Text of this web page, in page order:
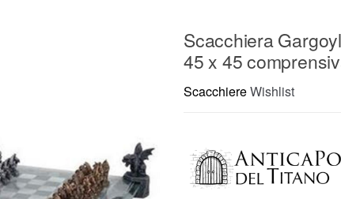
Scacchiera
45 x 45
ScacchiereWishlist